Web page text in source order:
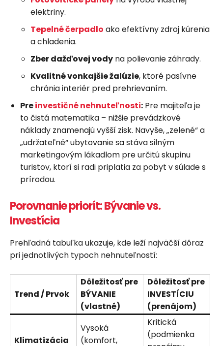
elektriny.
Tepelné čerpadlo ako efektívny zdroj kúrenia
a chladenia.
Zber dažďovej vody na polievanie záhrady.
Kvalitné vonkajšie žalúzie, ktoré pasívne
chránia interiér pred prehrievaním.
Preinvestičné nehnuteľnosti: Pre majiteľa je
to čistá matematika – nižšie prevádzkové
náklady znamenajú vyšší zisk. Navyše, „zelené“ a
„udržateľné“ ubytovanie sa stáva silným
marketingovým lákadlom pre určitú skupinu
turistov, ktorí si radi priplatia za pobyt v súlade s
prírodou.
Porovnanie priorít: Bývanie vs.
Investícia
Prehľadná tabuľka ukazuje, kde leží najväčší dôraz
pri jednotlivých typoch nehnuteľností:
Trend / Prvok
Dôležitosť pre
BÝVANIE
(vlastné)
Dôležitosť pre
INVESTÍCIU
(prenájom)
Klimatizácia
Vysoká
(komfort,
Kritická
(podmienka